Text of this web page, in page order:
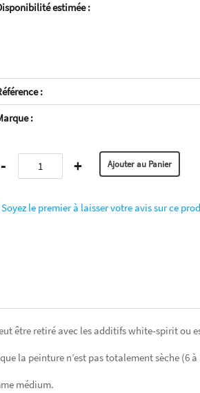
estimée :
:
:
- +
Soyez le premier à laisser votre avis sur ce
être retiré avec les additifs white-spirit ou
la peinture n’est pas totalement sèche (6 à
médium.